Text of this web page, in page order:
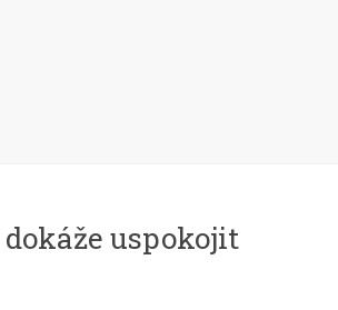
uspokojit